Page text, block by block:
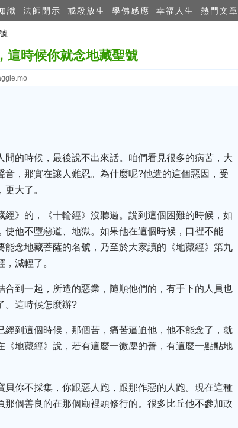
識 法師開示 戒殺放生 學佛感應 幸福人生 熱門文章
這時候你就念地藏聖號
的時候，最後說不出來話。咱們看見很多的病苦，大
，那實在讓人難忍。為什麼呢?他造的這個惡因，受
大了。
》的，《十輪經》沒聽過。說到這個困難的時候，如
他不墮惡道、地獄。如果他在這個時候，口裡不能
念地藏菩薩的名號，乃至於大家讀的《地藏經》第九
減輕了。
到一起，所造的惡業，隨順他們的，有手下的人員也
。這時候怎麼辦?
到這個時候，那個苦，痛苦逼迫他，他不能念了，就
地藏經》說，若有這麼一微塵的善，有這麼一點點地
你不採集，你跟惡人跑，跟那作惡的人跑。現在這種
個善良的在那個廟裡頭修行的。很多比丘他不參加政